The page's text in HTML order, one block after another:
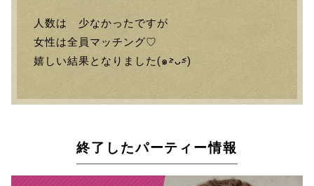
人数は 少なかったですが
女性は全員マッチング♡
嬉しい結果となりました(๑˃̵ᴗ˂̵)
終了したパーティー情報